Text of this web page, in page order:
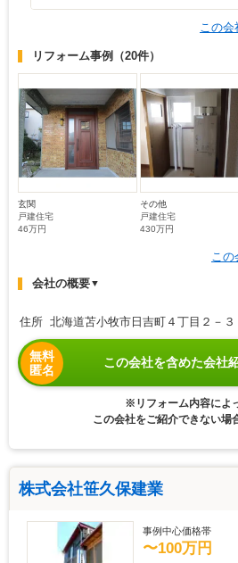
この
リフォーム事例 （20件）
玄関
戸建住宅
46万円
その他
戸建住宅
430万円
こ
会社の概要▼
住所 北海道苫小牧市日吉町４丁目２－３
無料
匿名
この会社を含めた会社
※リフォーム内容によ
この会社をご紹介できない場
株式会社笹久保建業
事例中心価格帯
〜100万円